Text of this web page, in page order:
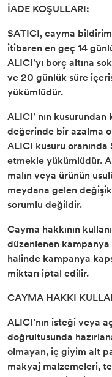
İADE KOŞULLARI:
SATICI, cayma
itibaren en geç 14
ALICI’yı borç altına
ve 20 günlük süre
yükümlüdür.
ALICI’ nın
değerinde bir azalma
ALICI kusuru oranında
etmekle yükümlüdür.
malın veya ürünün
meydana gelen
sorumlu değildir.
Cayma hakkının
düzenlenen kampanya
halinde kampanya
miktarı iptal edilir.
CAYMA HAKKI
ALICI’nın isteği veya
doğrultusunda
olmayan, iç giyim alt
makyaj malzemeleri,